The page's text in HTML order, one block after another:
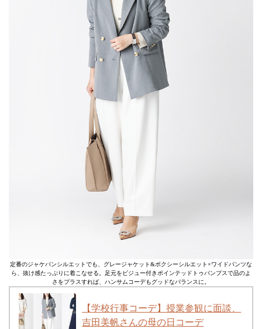
定番のジャケパンシルエットでも、グレージャケット&ボクシーシルエット×ワイドパンツな
ら、抜け感たっぷりに着こなせる。足元をビジュー付きポインテッドトゥパンプスで品のよ
さをプラスすれば、ハンサムコーデもグッドなバランスに。
【学校行事コーデ】授業参観に面談、
吉田美帆さんの母の日コーデ